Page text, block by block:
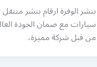
بنشر الوفرة ارقام بنشر
سيارات مع ضمان الجودة
من قبل شركة مميزة،